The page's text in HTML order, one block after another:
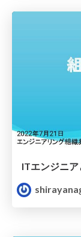
ITエンジニ